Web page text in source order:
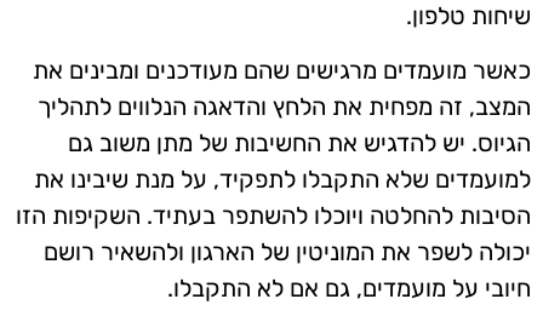
שיחות טלפון.
כאשר מועמדים מרגישים שהם מעודכנים ומבינים את
המצב, זה מפחית את הלחץ והדאגה הנלווים לתהליך
הגיוס. יש להדגיש את החשיבות של מתן משוב גם
למועמדים שלא התקבלו לתפקיד, על מנת שיבינו את
הסיבות להחלטה ויוכלו להשתפר בעתיד. השקיפות הזו
יכולה לשפר את המוניטין של הארגון ולהשאיר רושם
חיובי על מועמדים, גם אם לא התקבלו.